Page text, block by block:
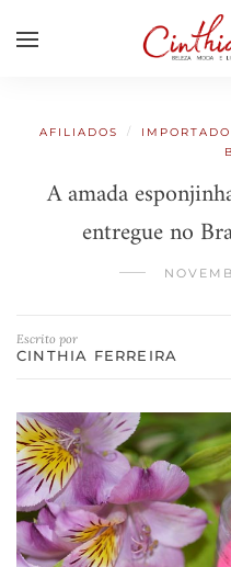
AFILIADOS / IMPORTADO
A amada
entregue no
Escrito por
CINTHIA FERREIRA